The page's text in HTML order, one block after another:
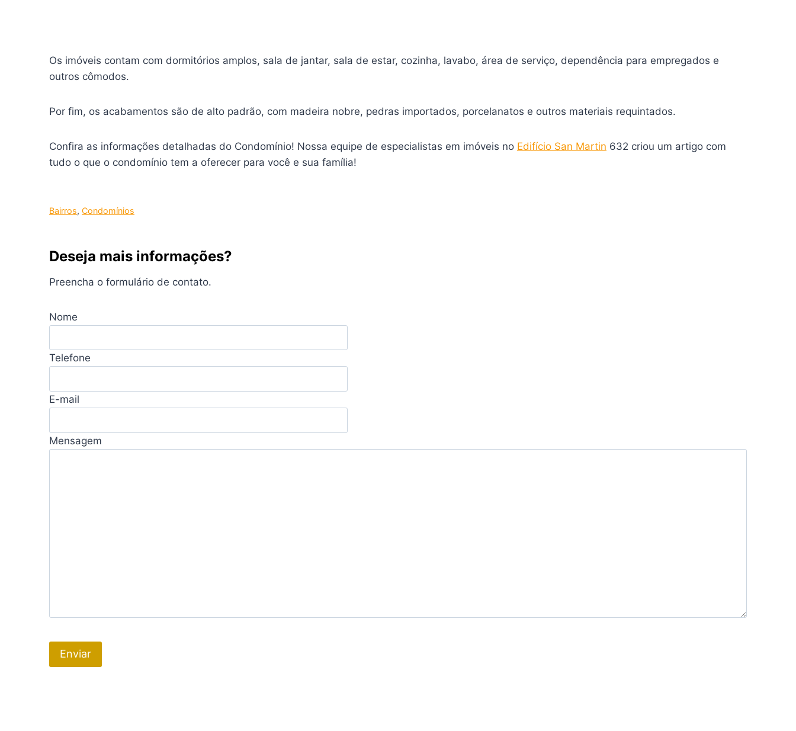
Os imóveis contam com dormitórios amplos, sala de jantar, sala de estar, cozinha, lavabo, área de serviço, dependência para empregados e
outros cômodos.
Por fim, os acabamentos são de alto padrão, com madeira nobre, pedras importados, porcelanatos e outros materiais requintados.
Confira as informações detalhadas do Condomínio! Nossa equipe de especialistas em imóveis no Edifício San Martin 632 criou um artigo com
tudo o que o condomínio tem a oferecer para você e sua família!
Bairros, Condomínios
Deseja mais informações?
Preencha o formulário de contato.
Nome
Telefone
E-mail
Mensagem